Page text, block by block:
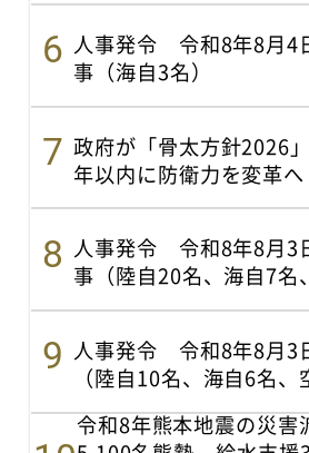
人事発令 令和8年8月4
事（海自3名）
政府が「骨太方針2026
年以内に防衛力を変革へ
人事発令 令和8年8月3
事（陸自20名、海自7名
人事発令 令和8年8月3
（陸自10名、海自6名、
令和8年熊本地震の災